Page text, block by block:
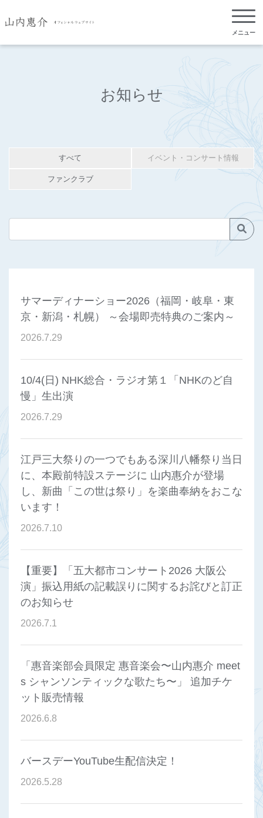
メニュー
お知らせ
すべて イベント・コンサート情報
ファンクラブ
サマーディナーショー2026（福岡・岐阜・東
京・新潟・札幌） ～会場即売特典のご案内～
2026.7.29
10/4(日) NHK総合・ラジオ第１「NHKのど自
慢」生出演
2026.7.29
江戸三大祭りの一つでもある深川八幡祭り当日
に、本殿前特設ステージに 山内惠介が登場
し、新曲「この世は祭り」を楽曲奉納をおこな
います！
2026.7.10
【重要】「五大都市コンサート2026 大阪公
演」振込用紙の記載誤りに関するお詫びと訂正
のお知らせ
2026.7.1
「惠音楽部会員限定 惠音楽会〜山内惠介 meet
s シャンソンティックな歌たち〜」 追加チケ
ット販売情報
2026.6.8
バースデーYouTube生配信決定！
2026.5.28